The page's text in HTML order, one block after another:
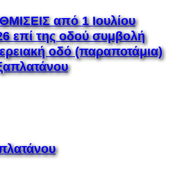
από 1 Ιουλίου
επί της οδού συμβολή
οδό (παραποτάμια)